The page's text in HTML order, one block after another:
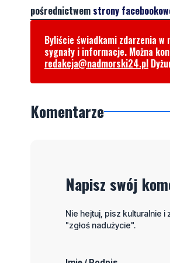
pośrednictwem strony
Byliście świadkami zdarzenia w
sygnały i informacje. Można
redakcja@nadmorski24.pl
Komentarze
Napisz swój
Nie hejtuj, pisz kulturalnie
"zgłoś nadużycie".